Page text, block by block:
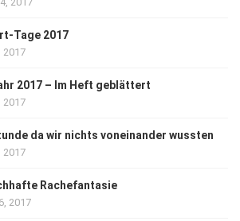
Tage 2017
2017
2017 – Im Heft geblättert
2017
da wir nichts voneinander wussten
2017
Rachefantasie
2017